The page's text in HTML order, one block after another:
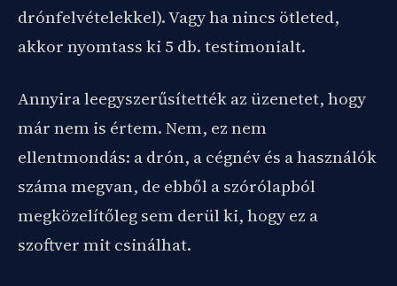
drónfelvételekkel). Vagy ha nincs ötleted,
akkor nyomtass ki 5 db. testimonialt.
Annyira leegyszerűsítették az üzenetet, hogy
már nem is értem. Nem, ez nem
ellentmondás: a drón, a cégnév és a használók
száma megvan, de ebből a szórólapból
megközelítőleg sem derül ki, hogy ez a
szoftver mit csinálhat.